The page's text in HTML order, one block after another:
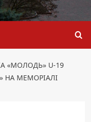
«МОЛОДЬ» U-19
НА МЕМОРІАЛІ